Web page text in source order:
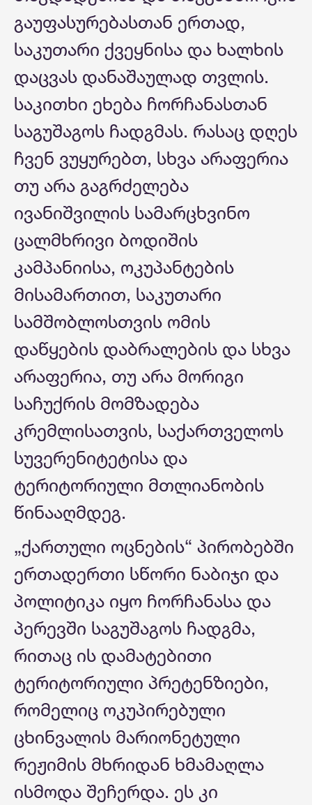
გაუფასურებასთან ერთად,
საკუთარი ქვეყნისა და ხალხის
დაცვას დანაშაულად თვლის.
საკითხი ეხება ჩორჩანასთან
საგუშაგოს ჩადგმას. რასაც დღეს
ჩვენ ვუყურებთ, სხვა არაფერია
თუ არა გაგრძელება
ივანიშვილის სამარცხვინო
ცალმხრივი ბოდიშის
კამპანიისა, ოკუპანტების
მისამართით, საკუთარი
სამშობლოსთვის ომის
დაწყების დაბრალების და სხვა
არაფერია, თუ არა მორიგი
საჩუქრის მომზადება
კრემლისათვის, საქართველოს
სუვერენიტეტისა და
ტერიტორიული მთლიანობის
წინააღმდეგ.
„ქართული ოცნების“ პირობებში
ერთადერთი სწორი ნაბიჯი და
პოლიტიკა იყო ჩორჩანასა და
პერევში საგუშაგოს ჩადგმა,
რითაც ის დამატებითი
ტერიტორიული პრეტენზიები,
რომელიც ოკუპირებული
ცხინვალის მარიონეტული
რეჟიმის მხრიდან ხმამაღლა
ისმოდა შეჩერდა. ეს კი